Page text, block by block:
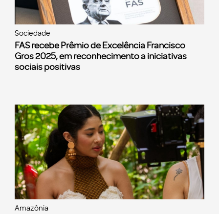
Sociedade
FAS recebe Prêmio de Excelência Francisco
Gros 2025, em reconhecimento a iniciativas
sociais positivas
Amazônia